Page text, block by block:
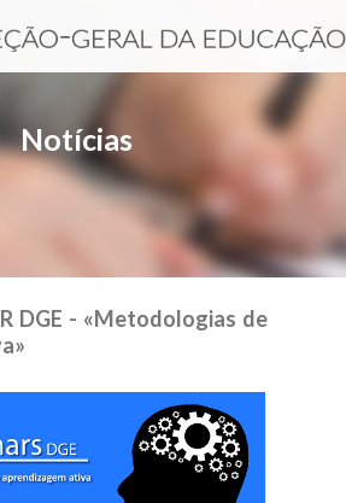
Notícias
DGE - «Metodologias de